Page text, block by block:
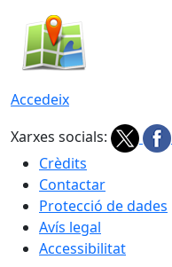
Accedeix
Xarxes socials:
Crèdits
Contactar
Protecció de dades
Avís legal
Accessibilitat